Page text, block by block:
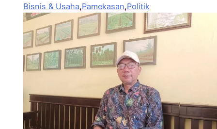
Bisnis & Usaha,Pamekasan,Politik